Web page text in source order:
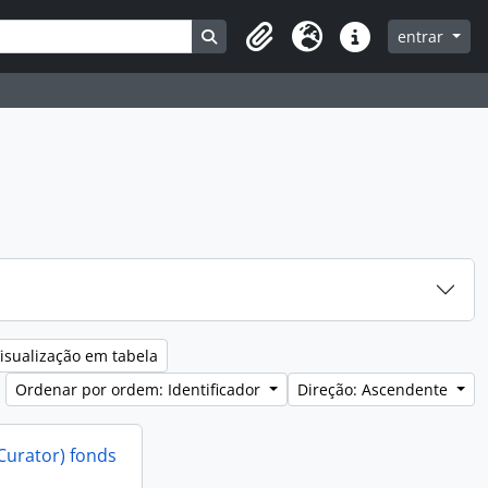
Search in browse page
Clipboard
Idioma Ligações rápidas
entrar
em tabela
Ordenar por ordem: Identificador
Direção: Ascendente
fonds